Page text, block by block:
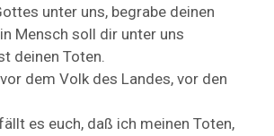
unter uns, begrabe deinen
Mensch soll dir unter uns
deinen Toten.
vor dem Volk des Landes, vor den
es euch, daß ich meinen Toten,